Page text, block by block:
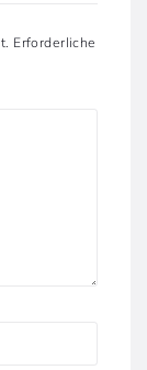
Erforderliche